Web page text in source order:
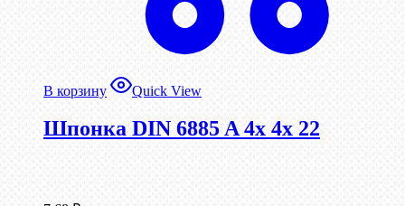
В корзину Quick View
Шпонка DIN 6885 A 4x 4x 22